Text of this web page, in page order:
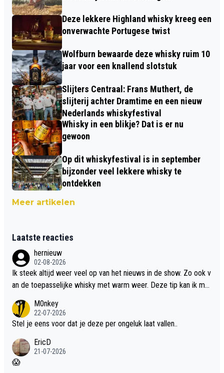
Deze lekkere Highland whisky kreeg een
onverwachte Portugese twist
Wolfburn bewaarde deze whisky ruim 10
jaar voor een knallend slotstuk
Slijters Centraal: Frans Muthert, de
slijterij achter Dramtime en een nieuw
Nederlands whiskyfestival
Whisky in een blikje? Dat is er nu
gewoon
Op dit whiskyfestival is in september
bijzonder veel lekkere whisky te
ontdekken
Meer artikelen
Laatste reacties
hernieuw
02-08-2026
Ik steek altijd weer veel op van het nieuws in de show. Zo ook v
an de toepasselijke whisky met warm weer. Deze tip kan ik met
M0nkey
22-07-2026
Stel je eens voor dat je deze per ongeluk laat vallen..
EricD
21-07-2026
😱